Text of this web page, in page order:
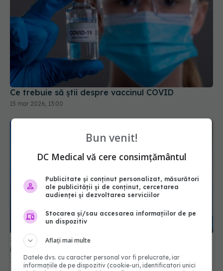
Ce trebuie să știi despre vaccinul COVID
15 mar 2026, 13:00
Știrile zilei în Sănătate și Farma: informații
importante despre 3 vaccinuri
16 feb 2025, 17:26
Bun venit!
DC Medical vă cere consimțământul
Publicitate și conținut personalizat, măsurători
ale publicității și de conținut, cercetarea
audienței și dezvoltarea serviciilor
Stocarea și/sau accesarea informațiilor de pe
un dispozitiv
Aflați mai multe
Datele dvs. cu caracter personal vor fi prelucrate, iar
informațiile de pe dispozitiv (cookie-uri, identificatori unici